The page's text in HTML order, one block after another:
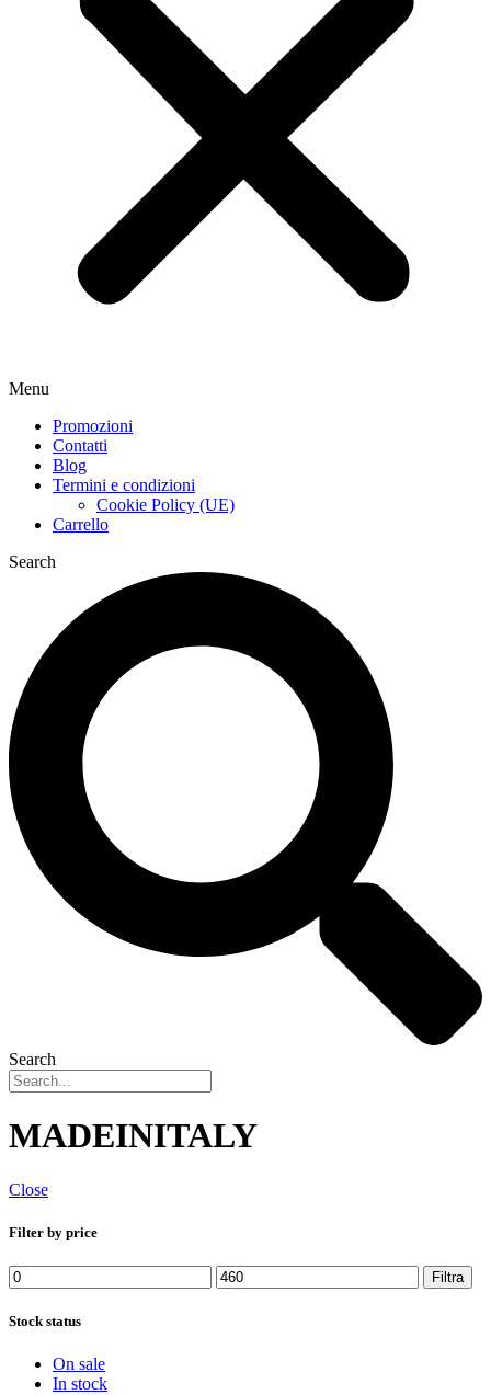
Menu
Promozioni
Contatti
Blog
Termini e condizioni
Cookie Policy (UE)
Carrello
Search
Search
MADEINITALY
Close
Filter by price
Prezzo
Min
Prezzo
Max
Filtra
Stock status
On sale
In stock